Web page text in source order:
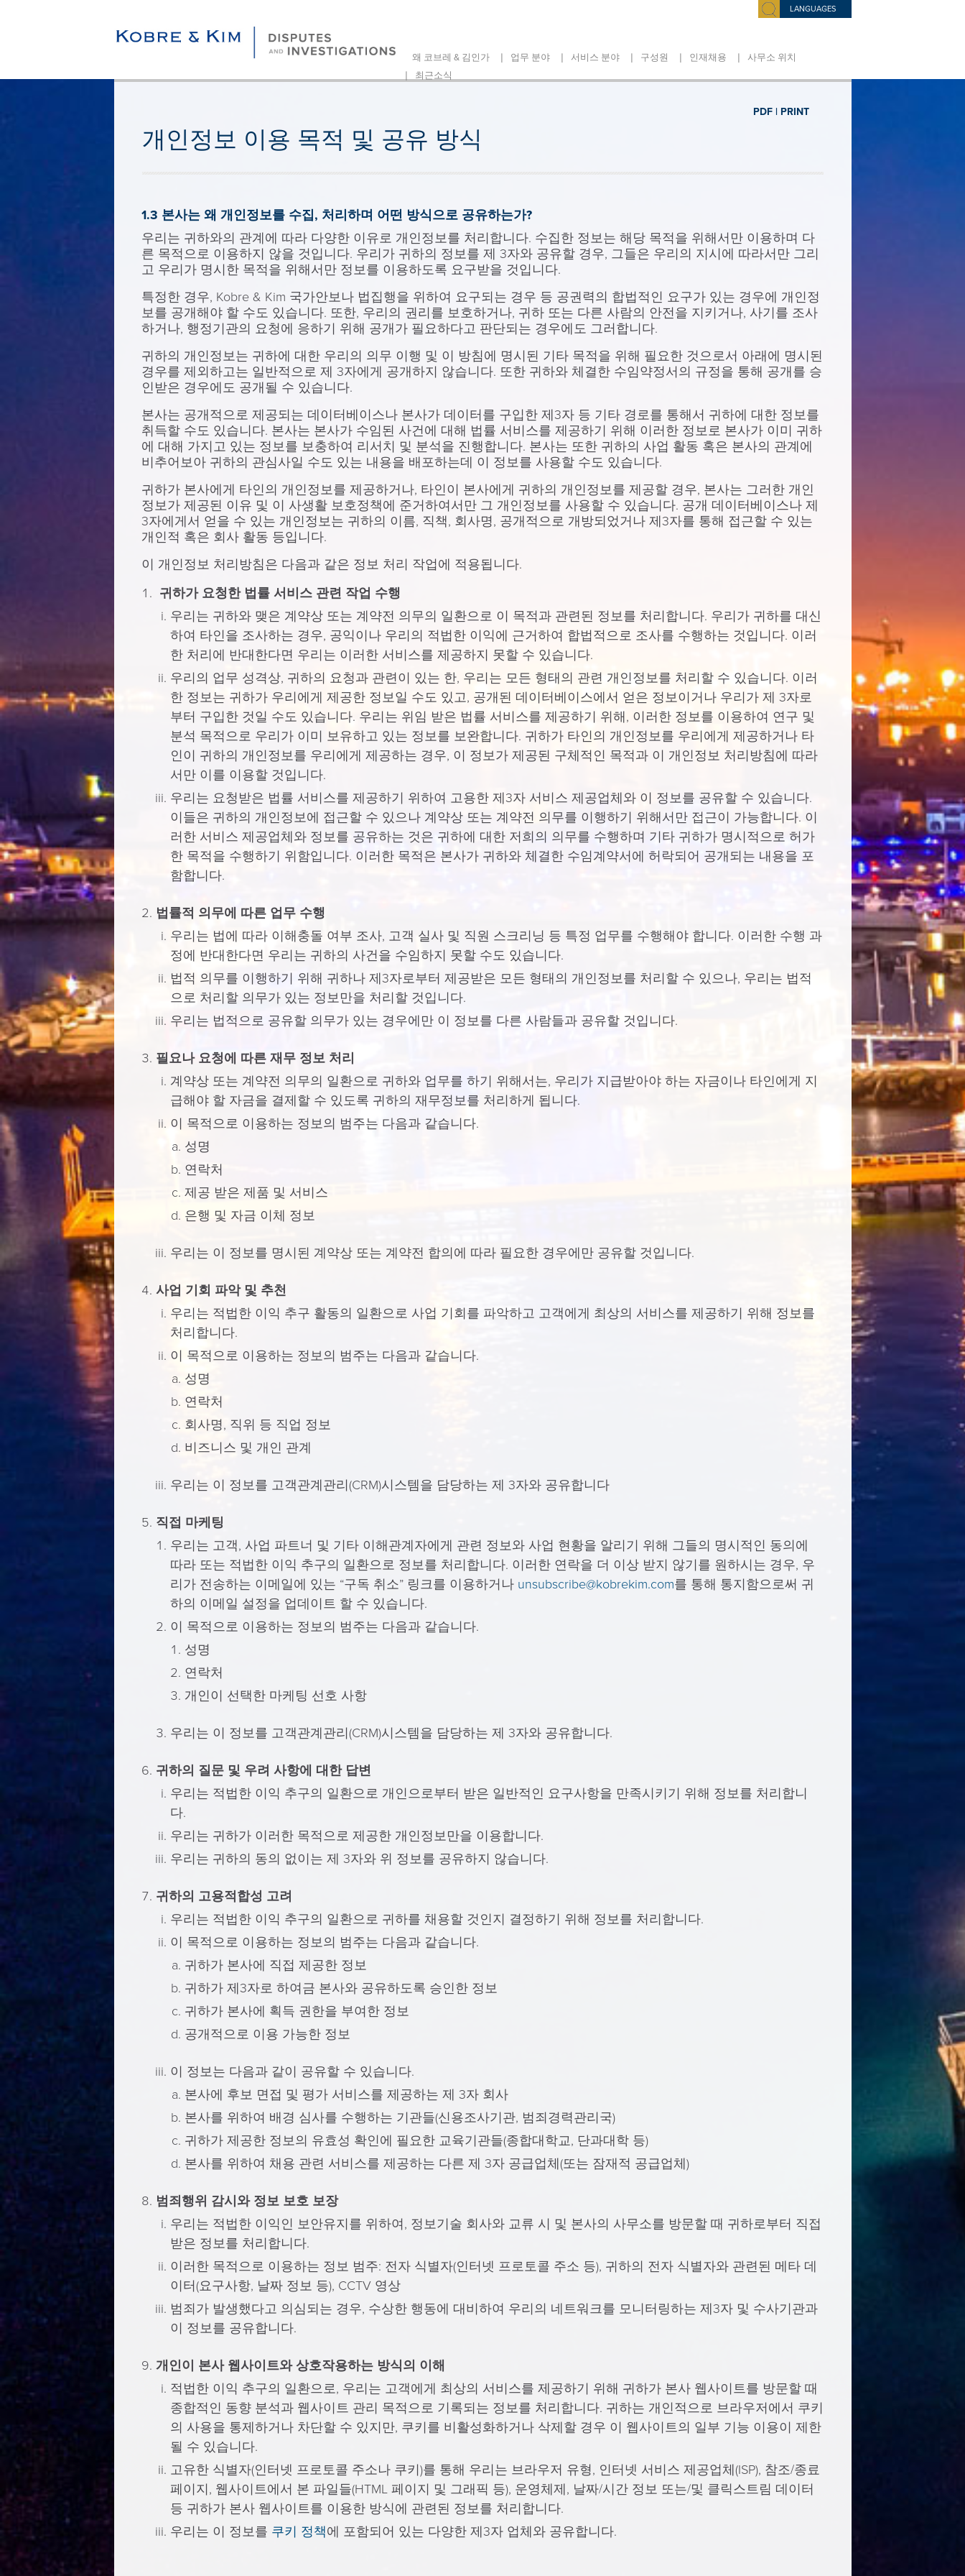
LANGUAGES
왜 코브레 & 김인가 | 업무 분야 | 서비스 분야 | 구성원 | 인재채용 | 사무소 위치
| 최근소식
PRINT
PDF |
개인정보 이용 목적 및 공유 방식
1.3 본사는 왜 개인정보를 수집, 처리하며 어떤 방식으로 공유하는가?
우리는 귀하와의 관계에 따라 다양한 이유로 개인정보를 처리합니다. 수집한 정보는 해당 목적을 위해서만 이용하며 다
른 목적으로 이용하지 않을 것입니다. 우리가 귀하의 정보를 제 3자와 공유할 경우, 그들은 우리의 지시에 따라서만 그리
고 우리가 명시한 목적을 위해서만 정보를 이용하도록 요구받을 것입니다.
특정한 경우, Kobre & Kim 국가안보나 법집행을 위하여 요구되는 경우 등 공권력의 합법적인 요구가 있는 경우에 개인정
보를 공개해야 할 수도 있습니다. 또한, 우리의 권리를 보호하거나, 귀하 또는 다른 사람의 안전을 지키거나, 사기를 조사
하거나, 행정기관의 요청에 응하기 위해 공개가 필요하다고 판단되는 경우에도 그러합니다.
귀하의 개인정보는 귀하에 대한 우리의 의무 이행 및 이 방침에 명시된 기타 목적을 위해 필요한 것으로서 아래에 명시된
경우를 제외하고는 일반적으로 제 3자에게 공개하지 않습니다. 또한 귀하와 체결한 수임약정서의 규정을 통해 공개를 승
인받은 경우에도 공개될 수 있습니다.
본사는 공개적으로 제공되는 데이터베이스나 본사가 데이터를 구입한 제3자 등 기타 경로를 통해서 귀하에 대한 정보를
취득할 수도 있습니다. 본사는 본사가 수임된 사건에 대해 법률 서비스를 제공하기 위해 이러한 정보로 본사가 이미 귀하
에 대해 가지고 있는 정보를 보충하여 리서치 및 분석을 진행합니다. 본사는 또한 귀하의 사업 활동 혹은 본사의 관계에
비추어보아 귀하의 관심사일 수도 있는 내용을 배포하는데 이 정보를 사용할 수도 있습니다.
귀하가 본사에게 타인의 개인정보를 제공하거나, 타인이 본사에게 귀하의 개인정보를 제공할 경우, 본사는 그러한 개인
정보가 제공된 이유 및 이 사생활 보호정책에 준거하여서만 그 개인정보를 사용할 수 있습니다. 공개 데이터베이스나 제
3자에게서 얻을 수 있는 개인정보는 귀하의 이름, 직책, 회사명, 공개적으로 개방되었거나 제3자를 통해 접근할 수 있는
개인적 혹은 회사 활동 등입니다.
이 개인정보 처리방침은 다음과 같은 정보 처리 작업에 적용됩니다.
귀하가 요청한 법률 서비스 관련 작업 수행
우리는 귀하와 맺은 계약상 또는 계약전 의무의 일환으로 이 목적과 관련된 정보를 처리합니다. 우리가 귀하를 대신
하여 타인을 조사하는 경우, 공익이나 우리의 적법한 이익에 근거하여 합법적으로 조사를 수행하는 것입니다. 이러
한 처리에 반대한다면 우리는 이러한 서비스를 제공하지 못할 수 있습니다.
우리의 업무 성격상, 귀하의 요청과 관련이 있는 한, 우리는 모든 형태의 관련 개인정보를 처리할 수 있습니다. 이러
한 정보는 귀하가 우리에게 제공한 정보일 수도 있고, 공개된 데이터베이스에서 얻은 정보이거나 우리가 제 3자로
부터 구입한 것일 수도 있습니다. 우리는 위임 받은 법률 서비스를 제공하기 위해, 이러한 정보를 이용하여 연구 및
분석 목적으로 우리가 이미 보유하고 있는 정보를 보완합니다. 귀하가 타인의 개인정보를 우리에게 제공하거나 타
인이 귀하의 개인정보를 우리에게 제공하는 경우, 이 정보가 제공된 구체적인 목적과 이 개인정보 처리방침에 따라
서만 이를 이용할 것입니다.
우리는 요청받은 법률 서비스를 제공하기 위하여 고용한 제3자 서비스 제공업체와 이 정보를 공유할 수 있습니다.
이들은 귀하의 개인정보에 접근할 수 있으나 계약상 또는 계약전 의무를 이행하기 위해서만 접근이 가능합니다. 이
러한 서비스 제공업체와 정보를 공유하는 것은 귀하에 대한 저희의 의무를 수행하며 기타 귀하가 명시적으로 허가
한 목적을 수행하기 위함입니다. 이러한 목적은 본사가 귀하와 체결한 수임계약서에 허락되어 공개되는 내용을 포
함합니다.
법률적 의무에 따른 업무 수행
우리는 법에 따라 이해충돌 여부 조사, 고객 실사 및 직원 스크리닝 등 특정 업무를 수행해야 합니다. 이러한 수행 과
정에 반대한다면 우리는 귀하의 사건을 수임하지 못할 수도 있습니다.
법적 의무를 이행하기 위해 귀하나 제3자로부터 제공받은 모든 형태의 개인정보를 처리할 수 있으나, 우리는 법적
으로 처리할 의무가 있는 정보만을 처리할 것입니다.
우리는 법적으로 공유할 의무가 있는 경우에만 이 정보를 다른 사람들과 공유할 것입니다.
필요나 요청에 따른 재무 정보 처리
계약상 또는 계약전 의무의 일환으로 귀하와 업무를 하기 위해서는, 우리가 지급받아야 하는 자금이나 타인에게 지
급해야 할 자금을 결제할 수 있도록 귀하의 재무정보를 처리하게 됩니다.
이 목적으로 이용하는 정보의 범주는 다음과 같습니다.
성명
연락처
제공 받은 제품 및 서비스
은행 및 자금 이체 정보
우리는 이 정보를 명시된 계약상 또는 계약전 합의에 따라 필요한 경우에만 공유할 것입니다.
사업 기회 파악 및 추천
우리는 적법한 이익 추구 활동의 일환으로 사업 기회를 파악하고 고객에게 최상의 서비스를 제공하기 위해 정보를
처리합니다.
이 목적으로 이용하는 정보의 범주는 다음과 같습니다.
성명
연락처
회사명, 직위 등 직업 정보
비즈니스 및 개인 관계
우리는 이 정보를 고객관계관리(CRM)시스템을 담당하는 제 3자와 공유합니다
직접 마케팅
우리는 고객, 사업 파트너 및 기타 이해관계자에게 관련 정보와 사업 현황을 알리기 위해 그들의 명시적인 동의에
따라 또는 적법한 이익 추구의 일환으로 정보를 처리합니다. 이러한 연락을 더 이상 받지 않기를 원하시는 경우, 우
리가 전송하는 이메일에 있는 “구독 취소” 링크를 이용하거나 unsubscribe@kobrekim.com를 통해 통지함으로써 귀
하의 이메일 설정을 업데이트 할 수 있습니다.
이 목적으로 이용하는 정보의 범주는 다음과 같습니다.
성명
연락처
개인이 선택한 마케팅 선호 사항
우리는 이 정보를 고객관계관리(CRM)시스템을 담당하는 제 3자와 공유합니다.
귀하의 질문 및 우려 사항에 대한 답변
우리는 적법한 이익 추구의 일환으로 개인으로부터 받은 일반적인 요구사항을 만족시키기 위해 정보를 처리합니
다.
우리는 귀하가 이러한 목적으로 제공한 개인정보만을 이용합니다.
우리는 귀하의 동의 없이는 제 3자와 위 정보를 공유하지 않습니다.
귀하의 고용적합성 고려
우리는 적법한 이익 추구의 일환으로 귀하를 채용할 것인지 결정하기 위해 정보를 처리합니다.
이 목적으로 이용하는 정보의 범주는 다음과 같습니다.
귀하가 본사에 직접 제공한 정보
귀하가 제3자로 하여금 본사와 공유하도록 승인한 정보
귀하가 본사에 획득 권한을 부여한 정보
공개적으로 이용 가능한 정보
이 정보는 다음과 같이 공유할 수 있습니다.
본사에 후보 면접 및 평가 서비스를 제공하는 제 3자 회사
본사를 위하여 배경 심사를 수행하는 기관들(신용조사기관, 범죄경력관리국)
귀하가 제공한 정보의 유효성 확인에 필요한 교육기관들(종합대학교, 단과대학 등)
본사를 위하여 채용 관련 서비스를 제공하는 다른 제 3자 공급업체(또는 잠재적 공급업체)
범죄행위 감시와 정보 보호 보장
우리는 적법한 이익인 보안유지를 위하여, 정보기술 회사와 교류 시 및 본사의 사무소를 방문할 때 귀하로부터 직접
받은 정보를 처리합니다.
이러한 목적으로 이용하는 정보 범주: 전자 식별자(인터넷 프로토콜 주소 등), 귀하의 전자 식별자와 관련된 메타 데
이터(요구사항, 날짜 정보 등), CCTV 영상
범죄가 발생했다고 의심되는 경우, 수상한 행동에 대비하여 우리의 네트워크를 모니터링하는 제3자 및 수사기관과
이 정보를 공유합니다.
개인이 본사 웹사이트와 상호작용하는 방식의 이해
적법한 이익 추구의 일환으로, 우리는 고객에게 최상의 서비스를 제공하기 위해 귀하가 본사 웹사이트를 방문할 때
종합적인 동향 분석과 웹사이트 관리 목적으로 기록되는 정보를 처리합니다. 귀하는 개인적으로 브라우저에서 쿠키
의 사용을 통제하거나 차단할 수 있지만, 쿠키를 비활성화하거나 삭제할 경우 이 웹사이트의 일부 기능 이용이 제한
될 수 있습니다.
고유한 식별자(인터넷 프로토콜 주소나 쿠키)를 통해 우리는 브라우저 유형, 인터넷 서비스 제공업체(ISP), 참조/종료
페이지, 웹사이트에서 본 파일들(HTML 페이지 및 그래픽 등), 운영체제, 날짜/시간 정보 또는/및 클릭스트림 데이터
등 귀하가 본사 웹사이트를 이용한 방식에 관련된 정보를 처리합니다.
우리는 이 정보를 쿠키 정책에 포함되어 있는 다양한 제3자 업체와 공유합니다.